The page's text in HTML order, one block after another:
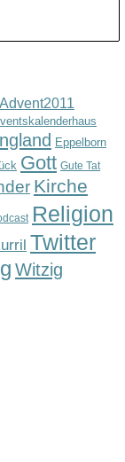
Advent2011
Eppelborn
Gott Gute Tat
Kirche
Religion
Twitter
Witzig